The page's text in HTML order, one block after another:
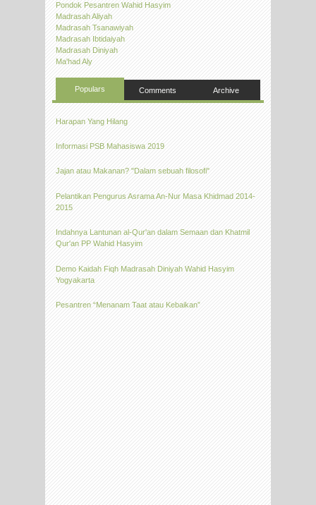
Pondok Pesantren Wahid Hasyim
Madrasah Aliyah
Madrasah Tsanawiyah
Madrasah Ibtidaiyah
Madrasah Diniyah
Ma'had Aly
Populars Comments Archive
Harapan Yang Hilang
Informasi PSB Mahasiswa 2019
Jajan atau Makanan? "Dalam sebuah filosofi"
Pelantikan Pengurus Asrama An-Nur Masa Khidmad 2014-
2015
Indahnya Lantunan al-Qur'an dalam Semaan dan Khatmil
Qur'an PP Wahid Hasyim
Demo Kaidah Fiqh Madrasah Diniyah Wahid Hasyim
Yogyakarta
Pesantren “Menanam Taat atau Kebaikan”